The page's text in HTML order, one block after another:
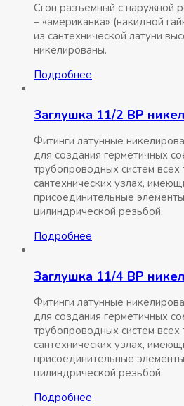
Сгон разъемный с наружной
– «американка» (накидной
из сантехнической латуни
никелированы.
Подробнее
Заглушка 11/2 ВР
Фитинги латунные
для создания герметичных
трубопроводных систем всех
сантехнических узлах,
присоединительные
цилиндрической резьбой.
Подробнее
Заглушка 11/4 ВР
Фитинги латунные
для создания герметичных
трубопроводных систем всех
сантехнических узлах,
присоединительные
цилиндрической резьбой.
Подробнее